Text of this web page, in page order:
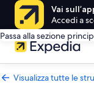
Vai
Accedi a
Passa alla sezione
Visualizza tutte le